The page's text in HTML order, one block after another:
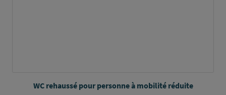
WC rehaussé pour personne à mobilité réduite